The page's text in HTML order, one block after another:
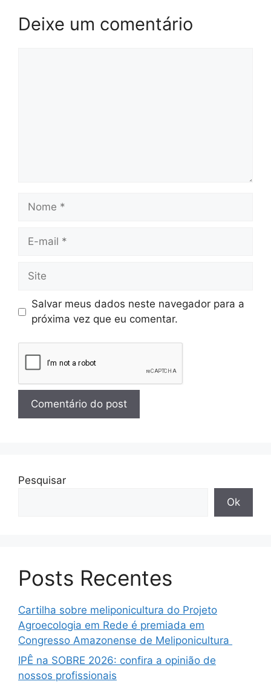
Deixe um comentário
Salvar meus dados neste navegador para a
próxima vez que eu comentar.
Pesquisar
Ok
Posts Recentes
Cartilha sobre meliponicultura do Projeto
Agroecologia em Rede é premiada em
Congresso Amazonense de Meliponicultura
IPÊ na SOBRE 2026: confira a opinião de
nossos profissionais